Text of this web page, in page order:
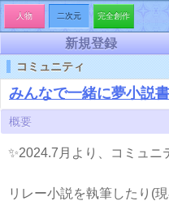
人物 二次元 完全創作
新規登録
コミュニティ
みんなで一緒に夢小説
概要
✨2024.7月より、コミュニ
リレー小説を執筆したり(